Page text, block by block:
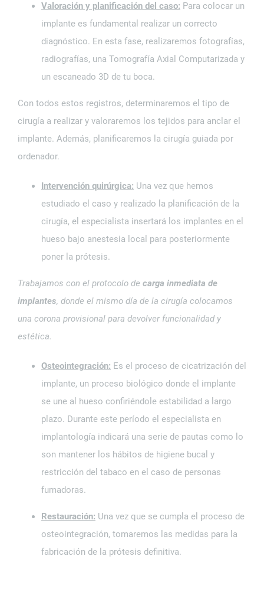
Valoración y planificación del caso: Para colocar un
implante es fundamental realizar un correcto
diagnóstico. En esta fase, realizaremos fotografías,
radiografías, una Tomografía Axial Computarizada y
un escaneado 3D de tu boca.
Con todos estos registros, determinaremos el tipo de
cirugía a realizar y valoraremos los tejidos para anclar el
implante. Además, planificaremos la cirugía guiada por
ordenador.
Intervención quirúrgica: Una vez que hemos
estudiado el caso y realizado la planificación de la
cirugía, el especialista insertará los implantes en el
hueso bajo anestesia local para posteriormente
poner la prótesis.
Trabajamos con el protocolo de carga inmediata de
implantes, donde el mismo día de la cirugía colocamos
una corona provisional para devolver funcionalidad y
estética.
Osteointegración: Es el proceso de cicatrización del
implante, un proceso biológico donde el implante
se une al hueso confiriéndole estabilidad a largo
plazo. Durante este período el especialista en
implantología indicará una serie de pautas como lo
son mantener los hábitos de higiene bucal y
restricción del tabaco en el caso de personas
fumadoras.
Restauración: Una vez que se cumpla el proceso de
osteointegración, tomaremos las medidas para la
fabricación de la prótesis definitiva.